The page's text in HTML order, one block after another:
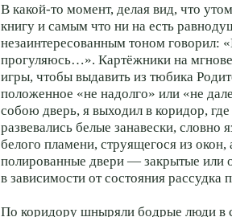
В какой-то момент, делая вид, что
книгу и самым что ни на есть
незаинтересованным тоном говорил:
прогуляюсь…». Картёжники на
игры, чтобы выдавить из тюбика
положенное «не надолго» или «не
собою дверь, я выходил в коридор,
развевались белые занавески, словно
белого пламени, струящегося из окон,
полированные двери — закрытые или
в зависимости от состояния рассудка
По коридору шныряли бодрые люди в